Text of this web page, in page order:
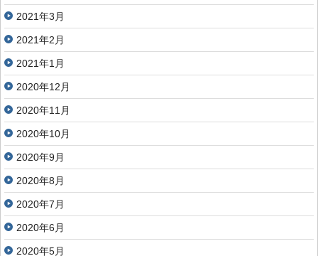
2021年3月
2021年2月
2021年1月
2020年12月
2020年11月
2020年10月
2020年9月
2020年8月
2020年7月
2020年6月
2020年5月